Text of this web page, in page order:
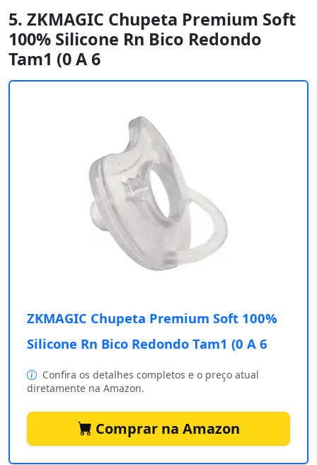
5. ZKMAGIC Chupeta Premium Soft
100% Silicone Rn Bico Redondo
Tam1 (0 A 6
ZKMAGIC Chupeta Premium Soft 100%
Silicone Rn Bico Redondo Tam1 (0 A 6
Confira os detalhes completos e o preço atual
diretamente na Amazon.
Comprar na Amazon